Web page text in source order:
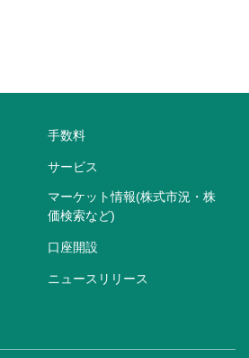
手数料
サービス
マーケット情報(株式市況・株
価検索など)
口座開設
ニュースリリース